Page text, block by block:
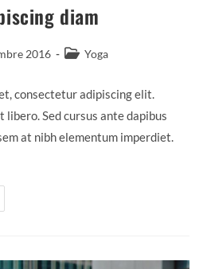
diam
2016
PostYoga
consectetur adipiscing elit.
libero. Sed cursus ante dapibus
at nibh elementum imperdiet.